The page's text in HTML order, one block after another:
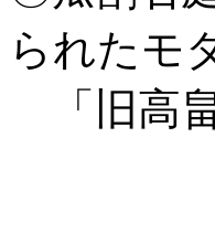
られたモ
「旧高畠